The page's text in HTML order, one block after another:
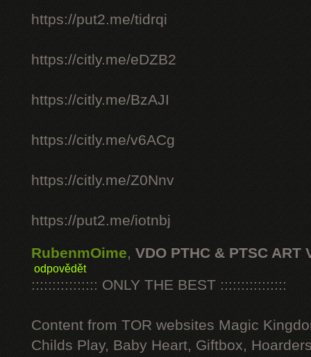
https://put2.me/tidrqi
https://citly.me/eDZB2
https://citly.me/BzAJI
https://citly.me/v6ACg
https://citly.me/Z0Nnv
https://put2.me/iotnbj
RubenmOime, VDO PTHC & PTSC ART
odpovědět
:::::::::::::::: ONLY THE BEST ::::::::::::::::
Content from TOR websites Magic
Childs Play, Baby Heart, Giftbox,